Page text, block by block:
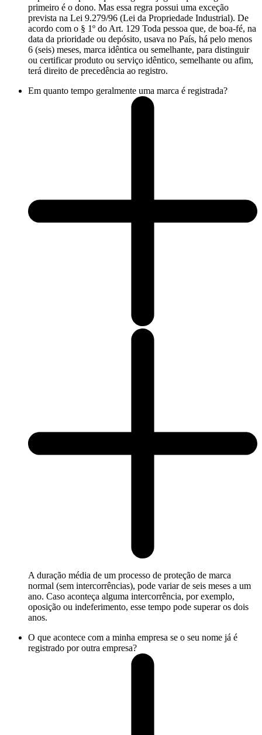
primeiro é o dono. Mas essa regra possui uma exceção
prevista na Lei 9.279/96 (Lei da Propriedade Industrial). De
acordo com o § 1º do Art. 129 Toda pessoa que, de boa-fé, na
data da prioridade ou depósito, usava no País, há pelo menos
6 (seis) meses, marca idêntica ou semelhante, para distinguir
ou certificar produto ou serviço idêntico, semelhante ou afim,
terá direito de precedência ao registro.
Em quanto tempo geralmente uma marca é registrada?
A duração média de um processo de proteção de marca
normal (sem intercorrências), pode variar de seis meses a um
ano. Caso aconteça alguma intercorrência, por exemplo,
oposição ou indeferimento, esse tempo pode superar os dois
anos.
O que acontece com a minha empresa se o seu nome já é
registrado por outra empresa?